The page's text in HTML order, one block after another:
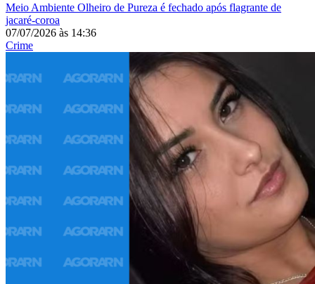
Meio Ambiente Olheiro de Pureza é fechado após flagrante de
jacaré-coroa
07/07/2026 às 14:36
Crime